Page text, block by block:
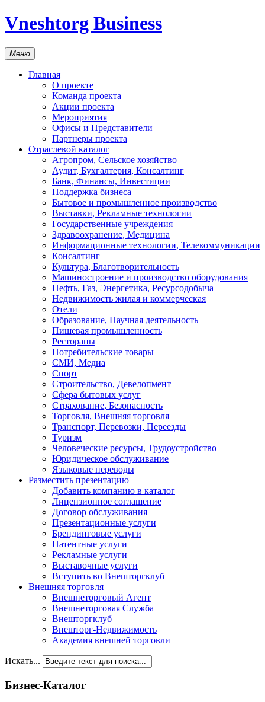
Vneshtorg Business
Меню
Главная
О проекте
Команда проекта
Акции проекта
Мероприятия
Офисы и Представители
Партнеры проекта
Отраслевой каталог
Агропром, Сельское хозяйство
Аудит, Бухгалтерия, Консалтинг
Банк, Финансы, Инвестиции
Поддержка бизнеса
Бытовое и промышленное производство
Выставки, Рекламные технологии
Государственные учреждения
Здравоохранение, Медицина
Информационные технологии, Телекоммуникации
Консалтинг
Культура, Благотворительность
Машиностроение и производство оборудования
Нефть, Газ, Энергетика, Ресурсодобыча
Недвижимость жилая и коммерческая
Отели
Образование, Научная деятельность
Пишевая промышленность
Рестораны
Потребительские товары
СМИ, Медиа
Спорт
Строительство, Девелопмент
Сфера бытовых услуг
Страхование, Безопасность
Торговля, Внешняя торговля
Транспорт, Перевозки, Переезды
Туризм
Человеческие ресурсы, Трудоустройство
Юридическое обслуживание
Языковые переводы
Разместить презентацию
Добавить компанию в каталог
Лицензионное соглашение
Договор обслуживания
Презентационные услуги
Брендинговые услуги
Патентные услуги
Рекламные услуги
Выставочные услуги
Вступить во Внешторгклуб
Внешняя торговля
Внешнеторговый Агент
Внешнеторговая Служба
Внешторгклуб
Внешторг-Недвижимость
Академия внешней торговли
Искать...
Бизнес-Каталог